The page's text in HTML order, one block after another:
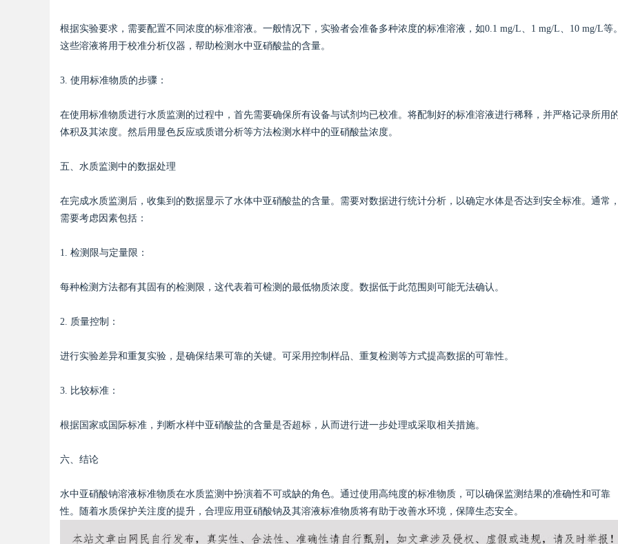
根据实验要求，需要配置不同浓度的标准溶液。一般情况下，实验者会准备多种浓度的标准溶液，如0.1 mg/L、1 mg/L、10 mg/L等。
这些溶液将用于校准分析仪器，帮助检测水中亚硝酸盐的含量。
3. 使用标准物质的步骤：
在使用标准物质进行水质监测的过程中，首先需要确保所有设备与试剂均已校准。将配制好的标准溶液进行稀释，并严格记录所用
体积及其浓度。然后用显色反应或质谱分析等方法检测水样中的亚硝酸盐浓度。
五、水质监测中的数据处理
在完成水质监测后，收集到的数据显示了水体中亚硝酸盐的含量。需要对数据进行统计分析，以确定水体是否达到安全标准。通常，
需要考虑因素包括：
1. 检测限与定量限：
每种检测方法都有其固有的检测限，这代表着可检测的最低物质浓度。数据低于此范围则可能无法确认。
2. 质量控制：
进行实验差异和重复实验，是确保结果可靠的关键。可采用控制样品、重复检测等方式提高数据的可靠性。
3. 比较标准：
根据国家或国际标准，判断水样中亚硝酸盐的含量是否超标，从而进行进一步处理或采取相关措施。
六、结论
水中亚硝酸钠溶液标准物质在水质监测中扮演着不可或缺的角色。通过使用高纯度的标准物质，可以确保监测结果的准确性和可靠
性。随着水质保护关注度的提升，合理应用亚硝酸钠及其溶液标准物质将有助于改善水环境，保障生态安全。